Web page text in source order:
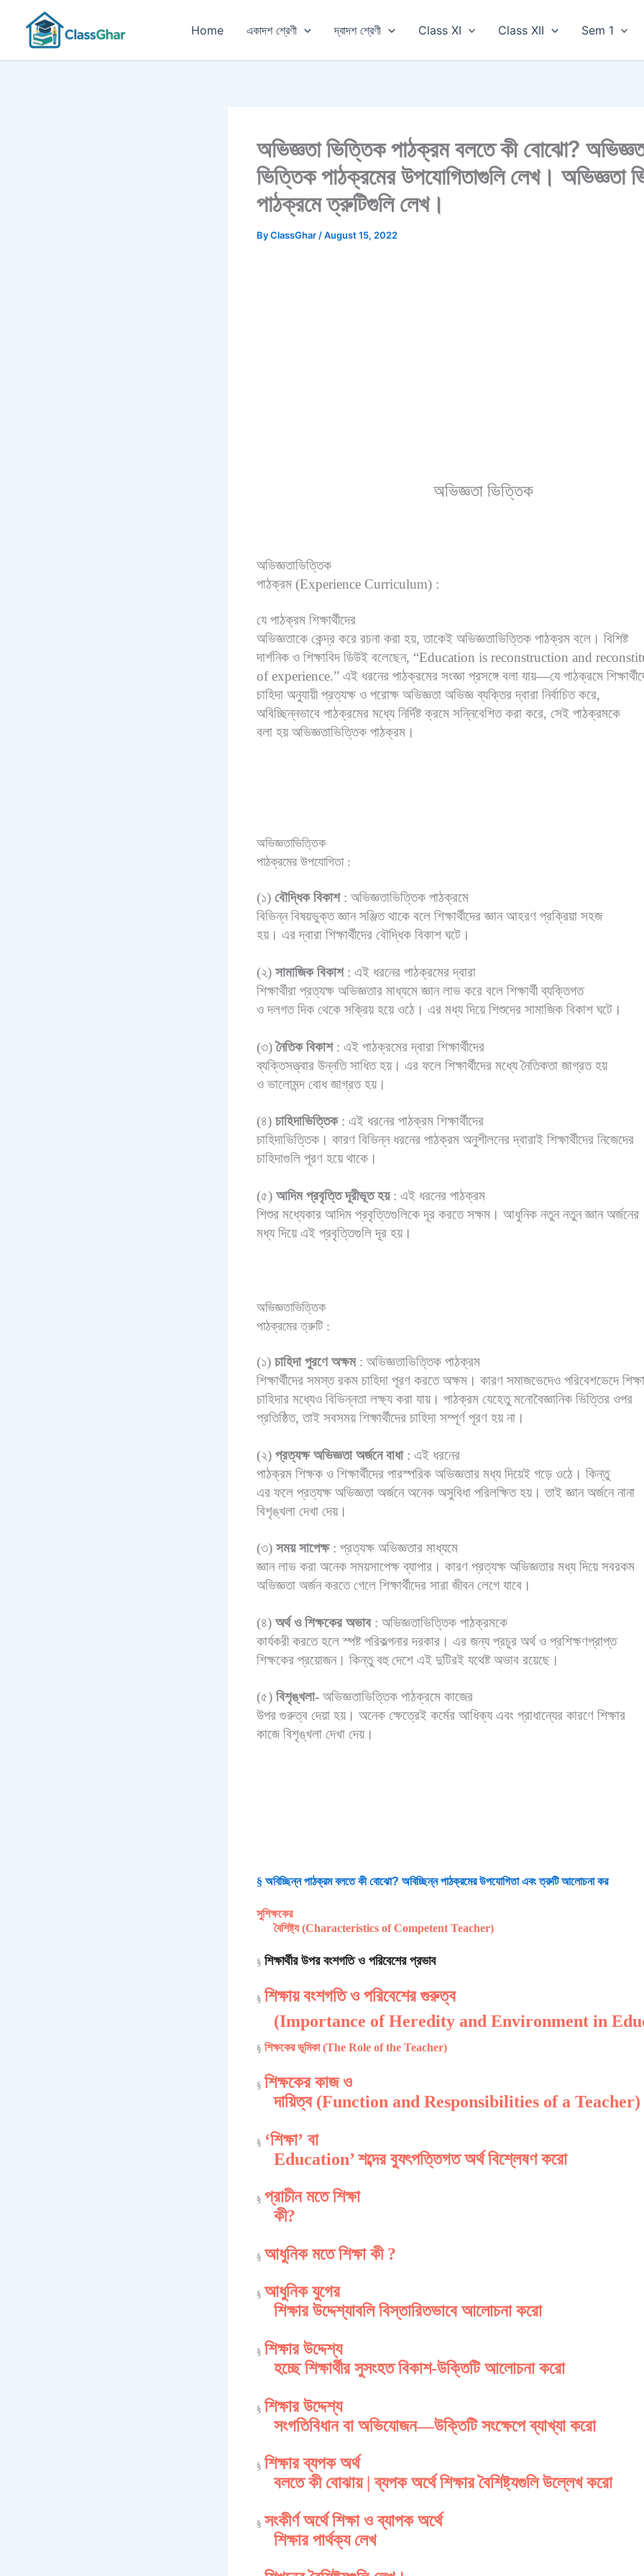
content
Home একাদশ শ্রেণী দ্বাদশ শ্রেণী Class XI Class XII Sem 1
অভিজ্ঞতা ভিত্তিক পাঠক্রম বলতে কী বোঝো?
ভিত্তিক পাঠক্রমের উপযোগিতাগুলি লেখ। অভিজ্ঞতা
পাঠক্রমে ত্রুটিগুলি লেখ।
ByClassGhar /August 15, 2022
অভিজ্ঞতা ভিত্তিক
অভিজ্ঞতাভিত্তিক
পাঠক্রম (Experience Curriculum) :
যে পাঠক্রম শিক্ষার্থীদের
অভিজ্ঞতাকে কেন্দ্র করে রচনা করা হয়, তাকেই অভিজ্ঞতাভিত্তিক পাঠক্রম বলে। বিশিষ্ট
দার্শনিক ও শিক্ষাবিদ ডিউই বলেছেন, “Education is reconstruction and
of experience.” এই ধরনের পাঠক্রমের সংজ্ঞা প্রসঙ্গে বলা যায়—যে পাঠক্রমে
চাহিদা অনুযায়ী প্রত্যক্ষ ও পরোক্ষ অভিজ্ঞতা অভিজ্ঞ ব্যক্তির দ্বারা নির্বাচিত করে,
অবিচ্ছিন্নভাবে পাঠক্রমের মধ্যে নির্দিষ্ট ক্রমে সন্নিবেশিত করা করে, সেই পাঠক্রমকে
বলা হয় অভিজ্ঞতাভিত্তিক পাঠক্রম।
অভিজ্ঞতাভিত্তিক
পাঠক্রমের উপযোগিতা :
(১) বৌদ্ধিক বিকাশ: অভিজ্ঞতাভিত্তিক পাঠক্রমে
বিভিন্ন বিষয়ভুক্ত জ্ঞান সঞ্জিত থাকে বলে শিক্ষার্থীদের জ্ঞান আহরণ প্রক্রিয়া সহজ
হয়। এর দ্বারা শিক্ষার্থীদের বৌদ্ধিক বিকাশ ঘটে।
(২) সামাজিক বিকাশ: এই ধরনের পাঠক্রমের দ্বারা
শিক্ষার্থীরা প্রত্যক্ষ অভিজ্ঞতার মাধ্যমে জ্ঞান লাভ করে বলে শিক্ষার্থী ব্যক্তিগত
ও দলগত দিক থেকে সক্রিয় হয়ে ওঠে। এর মধ্য দিয়ে শিশুদের সামাজিক বিকাশ ঘটে।
(৩)নৈতিক বিকাশ: এই পাঠক্রমের দ্বারা শিক্ষার্থীদের
ব্যক্তিসত্ত্বার উন্নতি সাধিত হয়। এর ফলে শিক্ষার্থীদের মধ্যে নৈতিকতা জাগ্রত হয়
ও ভালোমন্দ বোধ জাগ্রত হয়।
(৪) চাহিদাভিত্তিক: এই ধরনের পাঠক্রম শিক্ষার্থীদের
চাহিদাভিত্তিক। কারণ বিভিন্ন ধরনের পাঠক্রম অনুশীলনের দ্বারাই শিক্ষার্থীদের নিজেদের
চাহিদাগুলি পূরণ হয়ে থাকে।
(৫) আদিম প্রবৃত্তি দূরীভূত হয়: এই ধরনের পাঠক্রম
শিশুর মধ্যেকার আদিম প্রবৃত্তিগুলিকে দূর করতে সক্ষম। আধুনিক নতুন নতুন জ্ঞান অর্জনের
মধ্য দিয়ে এই প্রবৃত্তিগুলি দূর হয়।
অভিজ্ঞতাভিত্তিক
পাঠক্রমের ত্রুটি :
(১) চাহিদা পুরণে অক্ষম: অভিজ্ঞতাভিত্তিক পাঠক্রম
শিক্ষার্থীদের সমস্ত রকম চাহিদা পূরণ করতে অক্ষম। কারণ সমাজভেদেও পরিবেশভেদে
চাহিদার মধ্যেও বিভিন্নতা লক্ষ্য করা যায়। পাঠক্রম যেহেতু মনোবৈজ্ঞানিক ভিত্তির ওপর
প্রতিষ্ঠিত, তাই সবসময় শিক্ষার্থীদের চাহিদা সম্পূর্ণ পূরণ হয় না।
(২) প্রত্যক্ষ অভিজ্ঞতা অর্জনে বাধা: এই ধরনের
পাঠক্রম শিক্ষক ও শিক্ষার্থীদের পারস্পরিক অভিজ্ঞতার মধ্য দিয়েই গড়ে ওঠে। কিন্তু
এর ফলে প্রত্যক্ষ অভিজ্ঞতা অর্জনে অনেক অসুবিধা পরিলক্ষিত হয়। তাই জ্ঞান অর্জনে নানা
বিশৃঙ্খলা দেখা দেয়।
(৩) সময় সাপেক্ষ: প্রত্যক্ষ অভিজ্ঞতার মাধ্যমে
জ্ঞান লাভ করা অনেক সময়সাপেক্ষ ব্যাপার। কারণ প্রত্যক্ষ অভিজ্ঞতার মধ্য দিয়ে সবরকম
অভিজ্ঞতা অর্জন করতে গেলে শিক্ষার্থীদের সারা জীবন লেগে যাবে।
(৪) অর্থ ও শিক্ষকের অভাব: অভিজ্ঞতাভিত্তিক পাঠক্রমকে
কার্যকরী করতে হলে স্পষ্ট পরিকল্পনার দরকার। এর জন্য প্রচুর অর্থ ও প্রশিক্ষণপ্রাপ্ত
শিক্ষকের প্রয়োজন। কিন্তু বহু দেশে এই দুটিরই যথেষ্ট অভাব রয়েছে।
(৫) বিশৃঙ্খলা- অভিজ্ঞতাভিত্তিক পাঠক্রমে কাজের
উপর গুরুত্ব দেয়া হয়। অনেক ক্ষেত্রেই কর্মের আধিক্য এবং প্রাধান্যের কারণে শিক্ষার
কাজে বিশৃঙ্খলা দেখা দেয়।
§ অবিচ্ছিন্ন পাঠক্রম বলতে কী বোঝো? অবিচ্ছিন্ন পাঠক্রমের উপযোগিতা এবং ত্রুটি আলোচনা কর
সুশিক্ষকের
বৈশিষ্ট্য (Characteristics of Competent Teacher)
§ শিক্ষার্থীর উপর বংশগতি ও পরিবেশের প্রভাব
§ শিক্ষায় বংশগতি ও পরিবেশের গুরুত্ব
(Importance of Heredity and Environment in
§ শিক্ষকের ভূমিকা (The Role of the Teacher)
§ শিক্ষকের কাজ ও
দায়িত্ব (Function and Responsibilities of a Teacher)
§ ‘শিক্ষা’ বা
Education’ শব্দের ব্যুৎপত্তিগত অর্থ বিশ্লেষণ করো
§ প্রাচীন মতে শিক্ষা
কী?
§ আধুনিক মতে শিক্ষা কী ?
§ আধুনিক যুগের
শিক্ষার উদ্দেশ্যাবলি বিস্তারিতভাবে আলোচনা করো
§ শিক্ষার উদ্দেশ্য
হচ্ছে শিক্ষার্থীর সুসংহত বিকাশ-উক্তিটি আলোচনা করো
§ শিক্ষার উদ্দেশ্য
সংগতিবিধান বা অভিযোজন—উক্তিটি সংক্ষেপে ব্যাখ্যা করো
§ শিক্ষার ব্যপক অর্থ
বলতে কী বোঝায় | ব্যপক অর্থে শিক্ষার বৈশিষ্ট্যগুলি উল্লেখ করো
§ সংকীর্ণ অর্থে শিক্ষা ও ব্যাপক অর্থে
শিক্ষার পার্থক্য লেখ